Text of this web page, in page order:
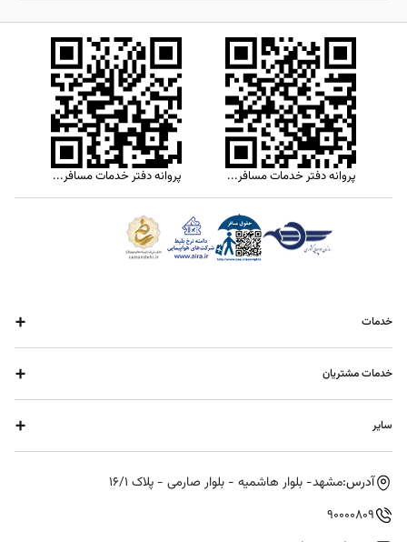
خدمات +
رزرو هتل با بیعانه
تور
سفر زمینی
بیمه مسافرتی
خدمات مشتریان +
راهنمای استرداد
پیگیری خرید
سایر +
ارتباط با ما
پرسش و پاسخ
آدرس:مشهد- بلوار هاشمیه - بلوار صارمی - پلاک ۱۶/۱
90000809
پروانه دفتر خدمات مسافرتی و گردشگری پروانه دفتر خدمات مسافرت هوایی